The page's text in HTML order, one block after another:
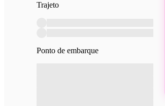
Trajeto
Ponto de embarque